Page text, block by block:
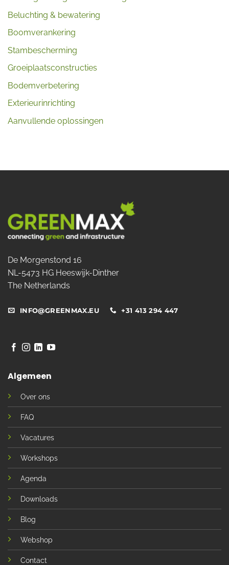
Beluchting & bewatering
Boomverankering
Stambescherming
Groeiplaatsconstructies
Bodemverbetering
Exterieurinrichting
Aanvullende oplossingen
De Morgenstond 16
NL-5473 HG Heeswijk-Dinther
The Netherlands
INFO@GREENMAX.EU +31 413 294 447
Algemeen
Over ons
FAQ
Vacatures
Workshops
Agenda
Downloads
Blog
Webshop
Contact